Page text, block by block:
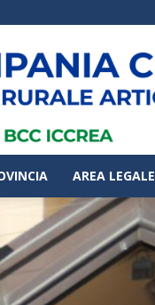
AREA LEGALE